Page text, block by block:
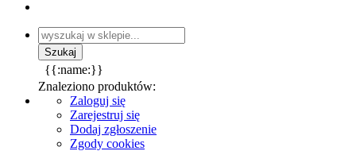
{{:name:}}
Znaleziono produktów:
Zaloguj się
Zarejestruj się
Dodaj zgłoszenie
Zgody cookies